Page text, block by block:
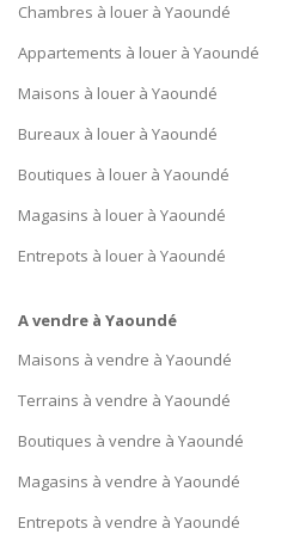
Chambres à louer à Yaoundé
Appartements à louer à Yaoundé
Maisons à louer à Yaoundé
Bureaux à louer à Yaoundé
Boutiques à louer à Yaoundé
Magasins à louer à Yaoundé
Entrepots à louer à Yaoundé
A vendre à Yaoundé
Maisons à vendre à Yaoundé
Terrains à vendre à Yaoundé
Boutiques à vendre à Yaoundé
Magasins à vendre à Yaoundé
Entrepots à vendre à Yaoundé